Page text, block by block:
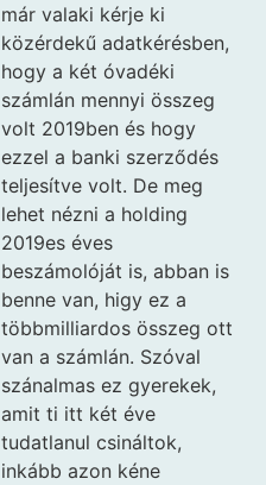
már valaki kérje ki
közérdekű adatkérésben,
hogy a két óvadéki
számlán mennyi összeg
volt 2019ben és hogy
ezzel a banki szerződés
teljesítve volt. De meg
lehet nézni a holding
2019es éves
beszámolóját is, abban is
benne van, higy ez a
többmilliardos összeg ott
van a számlán. Szóval
szánalmas ez gyerekek,
amit ti itt két éve
tudatlanul csináltok,
inkább azon kéne